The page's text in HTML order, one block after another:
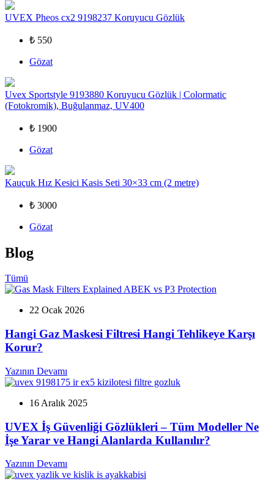
UVEX Pheos cx2 9198237 Koruyucu Gözlük
₺ 550
Gözat
Uvex Sportstyle 9193880 Koruyucu Gözlük | Colormatic
(Fotokromik), Buğulanmaz, UV400
₺ 1900
Gözat
Kauçuk Hız Kesici Kasis Seti 30×33 cm (2 metre)
₺ 3000
Gözat
Blog
Tümü
22 Ocak 2026
Hangi Gaz Maskesi Filtresi Hangi Tehlikeye Karşı
Korur?
Yazının Devamı
16 Aralık 2025
UVEX İş Güvenliği Gözlükleri – Tüm Modeller Ne
İşe Yarar ve Hangi Alanlarda Kullanılır?
Yazının Devamı